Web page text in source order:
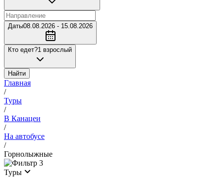
Даты08.08.2026 - 15.08.2026
Кто едет?1 взрослый
Найти
Главная
/
Туры
/
В Канацеи
/
На автобусе
/
Горнолыжные
3
Туры